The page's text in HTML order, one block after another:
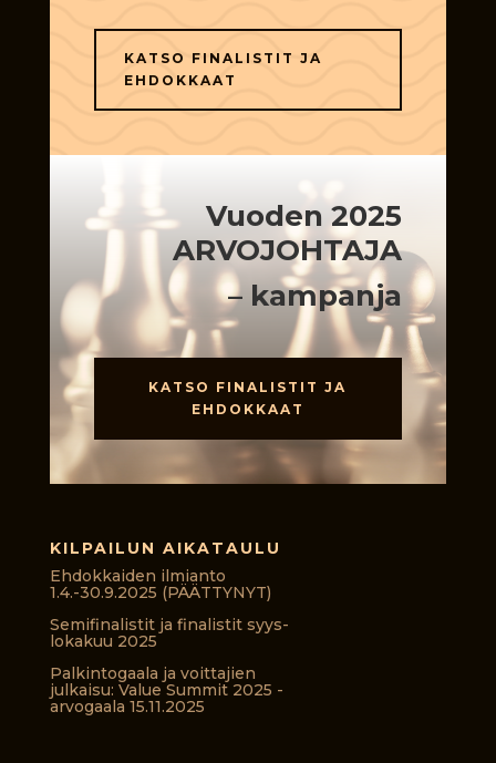
KATSO FINALISTIT JA
EHDOKKAAT
Vuoden 2025
ARVOJOHTAJA
– kampanja
KATSO FINALISTIT JA
EHDOKKAAT
KILPAILUN AIKATAULU
Ehdokkaiden ilmianto
1.4.-30.9.2025 (PÄÄTTYNYT)
Semifinalistit ja finalistit syys-
lokakuu 2025
Palkintogaala ja voittajien
julkaisu: Value Summit 2025 -
arvogaala 15.11.2025